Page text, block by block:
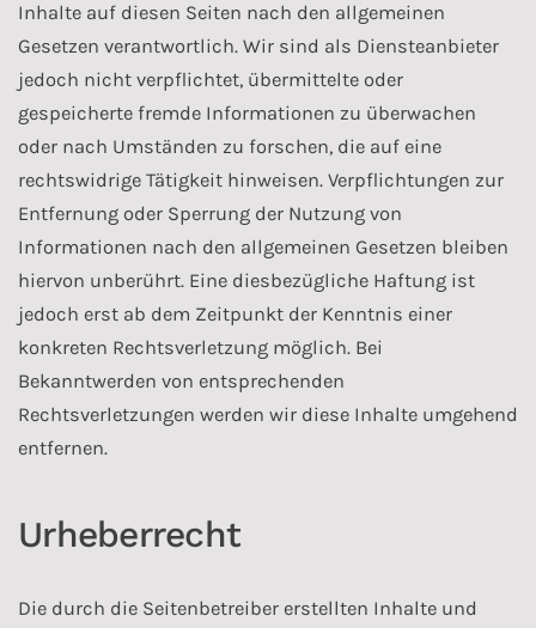
Inhalte auf diesen Seiten nach den allgemeinen
Gesetzen verantwortlich. Wir sind als Diensteanbieter
jedoch nicht verpflichtet, übermittelte oder
gespeicherte fremde Informationen zu überwachen
oder nach Umständen zu forschen, die auf eine
rechtswidrige Tätigkeit hinweisen. Verpflichtungen zur
Entfernung oder Sperrung der Nutzung von
Informationen nach den allgemeinen Gesetzen bleiben
hiervon unberührt. Eine diesbezügliche Haftung ist
jedoch erst ab dem Zeitpunkt der Kenntnis einer
konkreten Rechtsverletzung möglich. Bei
Bekanntwerden von entsprechenden
Rechtsverletzungen werden wir diese Inhalte umgehend
entfernen.
Urheberrecht
Die durch die Seitenbetreiber erstellten Inhalte und